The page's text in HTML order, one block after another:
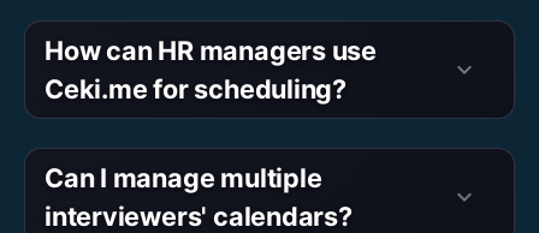
How can HR managers use
Ceki.me for scheduling?
keyboard_arrow_down
Can I manage multiple
interviewers' calendars?
keyboard_arrow_down